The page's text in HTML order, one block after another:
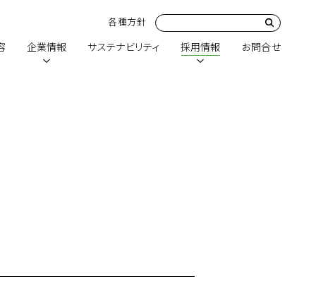
各種方針
企業情報 サステナビリティ 採用情報 お問合せ